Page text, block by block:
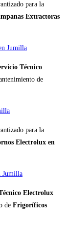
para la
Extractoras
Jumilla
Técnico
de
para la
Electrolux en
Jumilla
Electrolux
de Frigoríficos